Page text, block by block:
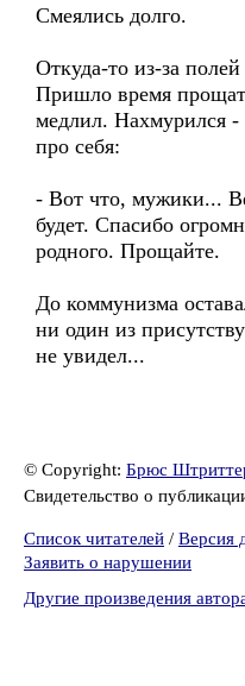
Смеялись долго.
Откуда-то из-за полей
Пришло время
медлил. Нахмурился
про себя:
- Вот что, мужики...
будет. Спасибо
родного. Прощайте.
До коммунизма
ни один из
не увидел...
© Copyright: Брюс
Свидетельство о
Список читателей / Версия
Заявить о нарушении
Другие произведения